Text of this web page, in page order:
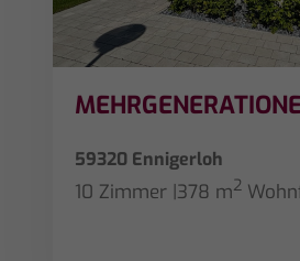
59320 Ennigerloh
10 Zimmer |378 m2